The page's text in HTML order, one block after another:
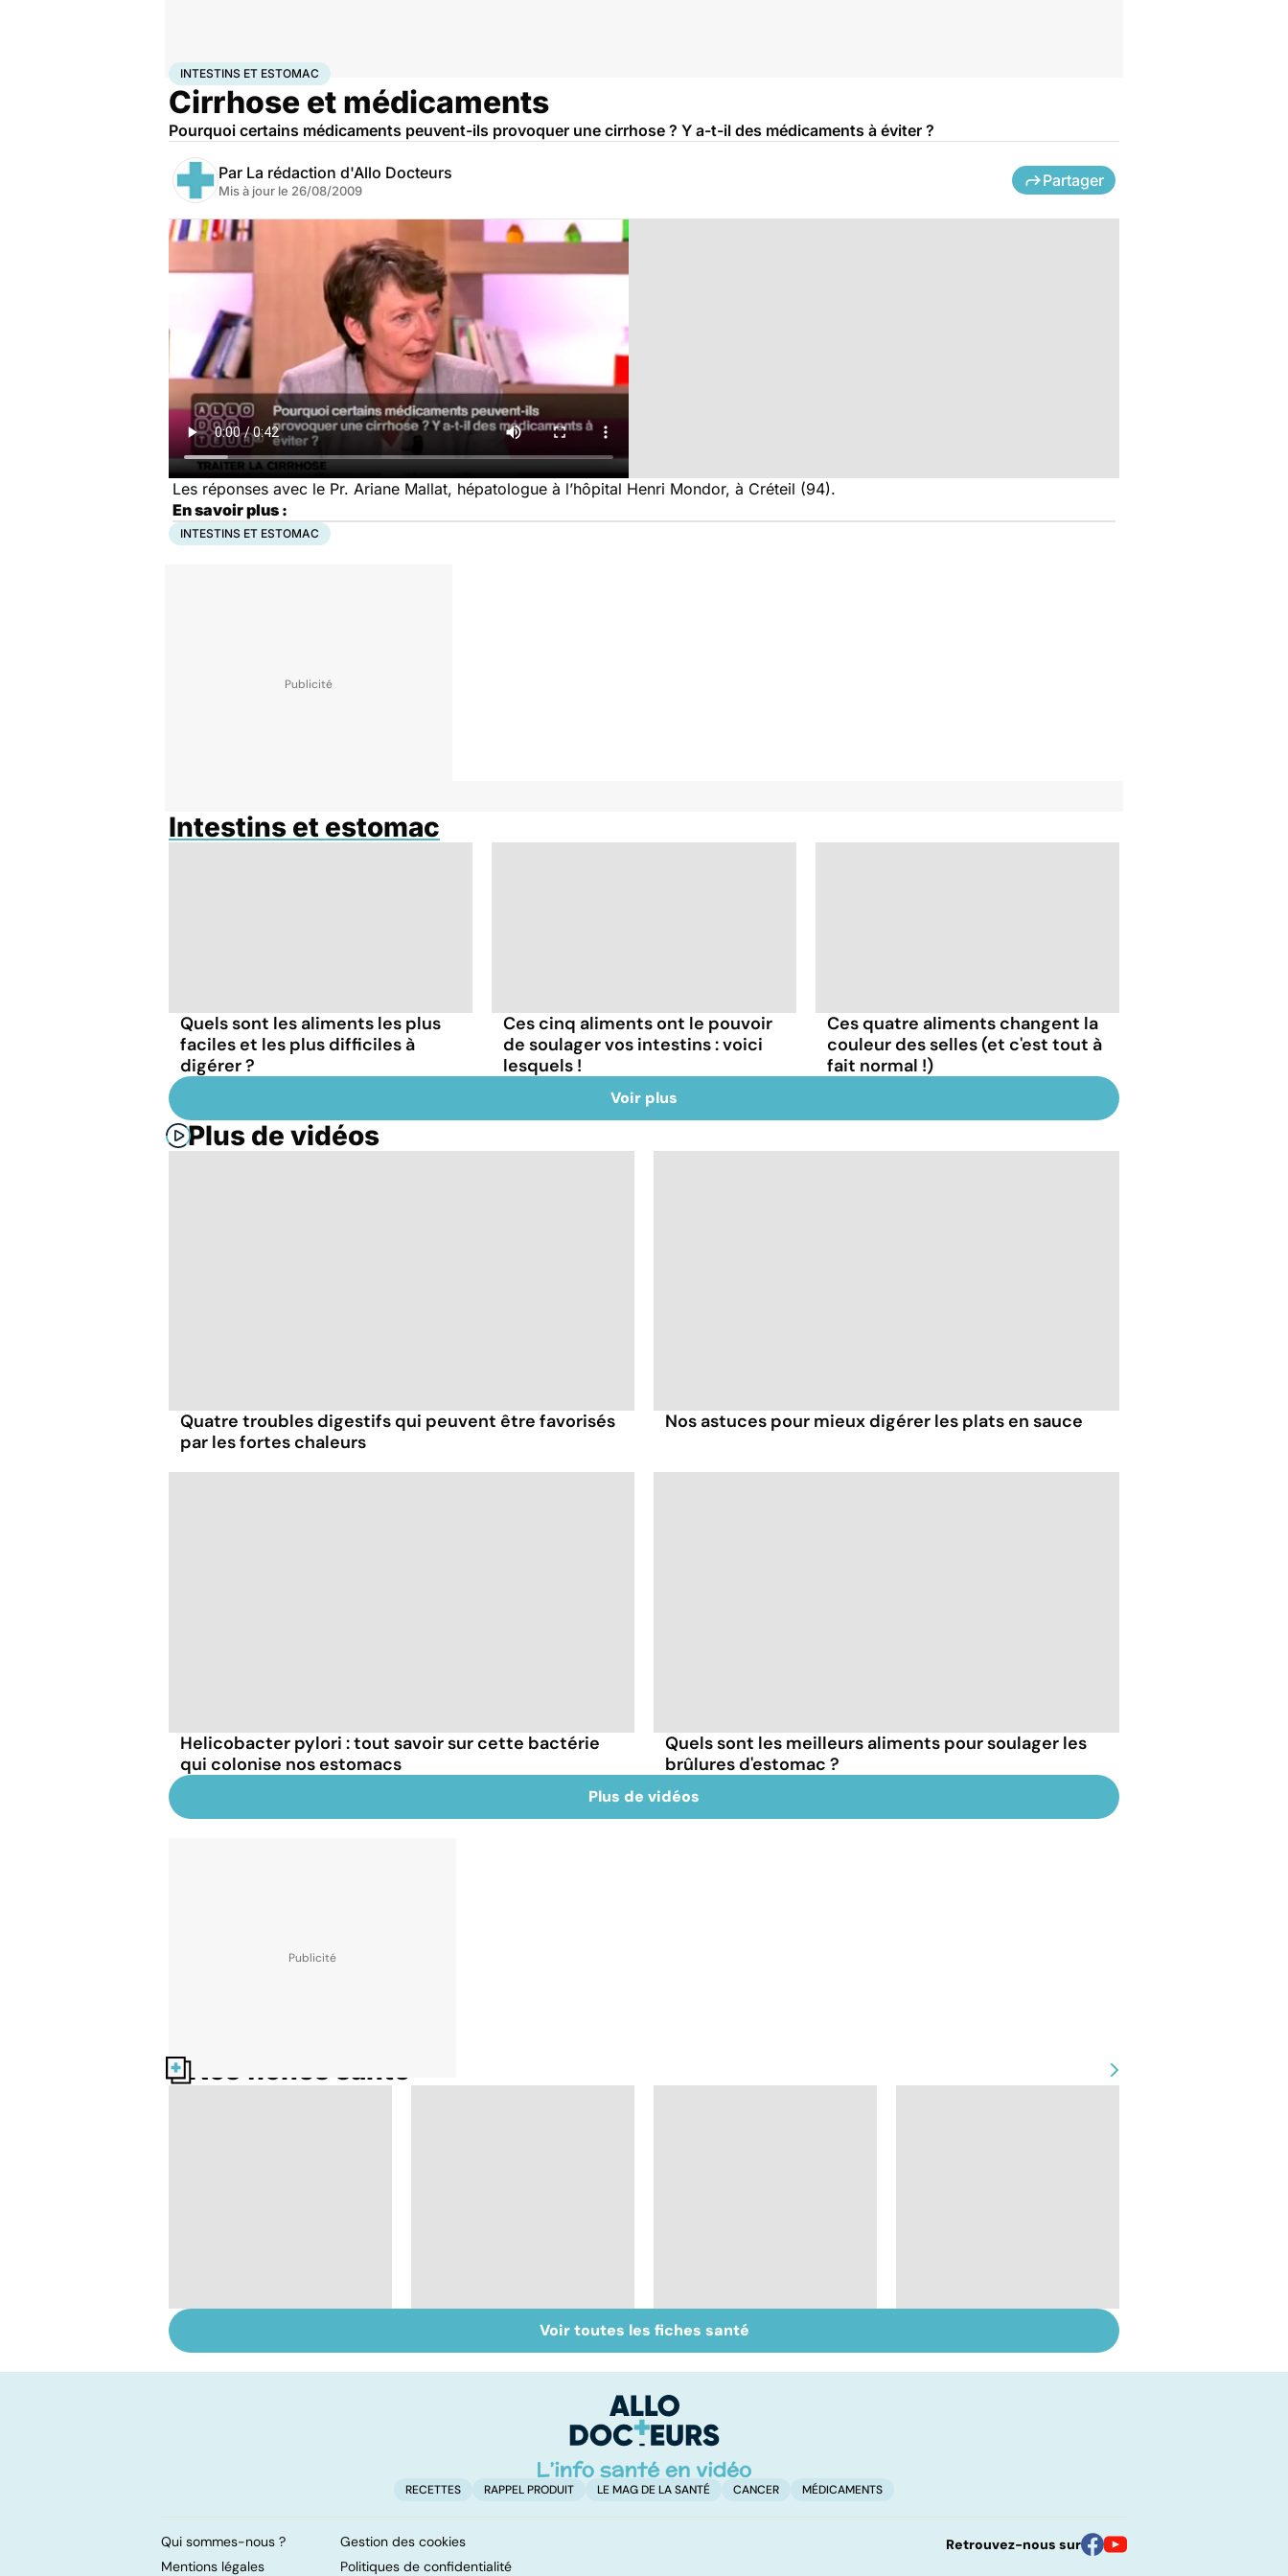
AccueilSanté Intestins et estomac
INTESTINS ET ESTOMAC
Cirrhose et médicaments
Pourquoi certains médicaments peuvent-ils provoquer une cirrhose ? Y a-t-il des médicaments à éviter ?
Par La rédaction d'Allo Docteurs
Mis à jour le 26/08/2009
Partager
Les réponses avec le Pr. Ariane Mallat, hépatologue à l’hôpital Henri Mondor, à Créteil (94).
En savoir plus :
INTESTINS ET ESTOMAC
Intestins et estomac
Quels sont les aliments les plus
faciles et les plus difficiles à
digérer ?
Ces cinq aliments ont le pouvoir
de soulager vos intestins : voici
lesquels !
Ces quatre aliments changent la
couleur des selles (et c'est tout à
fait normal !)
Voir plus
Plus de vidéos
Quatre troubles digestifs qui peuvent être favorisés
par les fortes chaleurs
Nos astuces pour mieux digérer les plats en sauce
Helicobacter pylori : tout savoir sur cette bactérie
qui colonise nos estomacs
Quels sont les meilleurs aliments pour soulager les
brûlures d'estomac ?
Plus de vidéos
Nos fiches santé
excréments
Acidité, brûlures,
crampes... quand
La stomie : un court-
circuit dans la
infections
Voir toutes les fiches santé
RECETTES RAPPEL PRODUIT LE MAG DE LA SANTÉ CANCER MÉDICAMENTS
Qui sommes-nous ?
Gestion des cookies
Mentions légales
Politiques de confidentialité
Retrouvez-nous sur